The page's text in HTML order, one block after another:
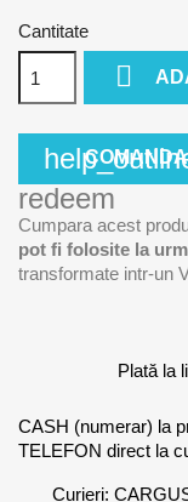
Cantitate

redeem
Cumpara acest
pot fi folosite la
transformate intr-un
Plată la
CASH (numerar) la
TELEFON direct la
Curieri: